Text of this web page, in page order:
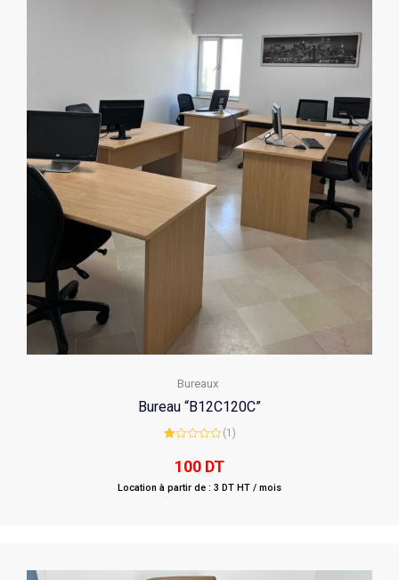
Bureaux
Bureau “B12C120C”
1.00
5
(1)
100 DT
Location à partir de : 3 DT HT / mois